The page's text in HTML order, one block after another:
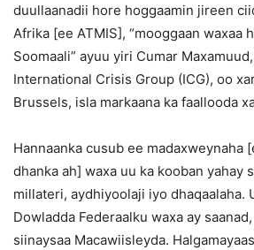
duullaanadii hore hoggaamin jireen
Afrika [ee ATMIS], “mooggaan waxaa
Soomaali” ayuu yiri Cumar
International Crisis Group (ICG), oo
Brussels, isla markaana ka faallooda
Hannaanka cusub ee madaxweynaha
dhanka ah] waxa uu ka kooban yahay
millateri, aydhiyoolaji iyo dhaqaalaha.
Dowladda Federaalku waxa ay
siinaysaa Macawiisleyda.